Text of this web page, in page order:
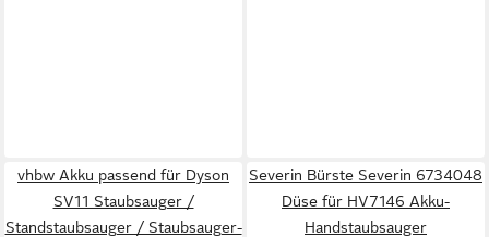
vhbw Akku passend für Dyson
SV11 Staubsauger /
Standstaubsauger / Staubsauger-
Severin Bürste Severin 6734048
Düse für HV7146 Akku-
Handstaubsauger